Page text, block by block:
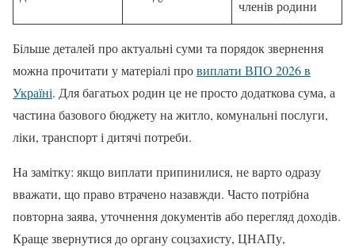
членів родини
Більше деталей про актуальні суми та порядок звернення
можна прочитати у матеріалі провиплати ВПО 2026 в
Україні. Для багатьох родин це не просто додаткова сума, а
частина базового бюджету на житло, комунальні послуги,
ліки, транспорт і дитячі потреби.
На замітку: якщо виплати припинилися, не варто одразу
вважати, що право втрачено назавжди. Часто потрібна
повторна заява, уточнення документів або перегляд доходів.
Краще звернутися до органу соцзахисту, ЦНАПу,